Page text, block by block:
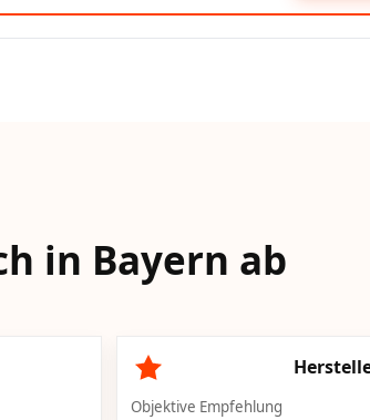
in Bayern ab
Objektive Empfehlung